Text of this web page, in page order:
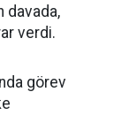
davada,
verdi.
görev